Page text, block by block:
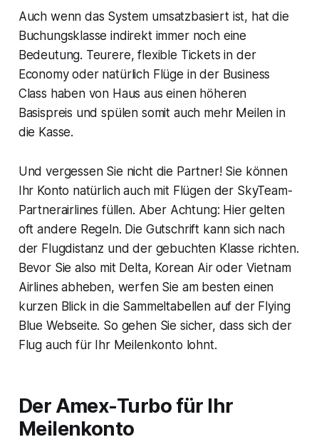
Auch wenn das System umsatzbasiert ist, hat die
Buchungsklasse indirekt immer noch eine
Bedeutung. Teurere, flexible Tickets in der
Economy oder natürlich Flüge in der Business
Class haben von Haus aus einen höheren
Basispreis und spülen somit auch mehr Meilen in
die Kasse.
Und vergessen Sie nicht die Partner! Sie können
Ihr Konto natürlich auch mit Flügen der SkyTeam-
Partnerairlines füllen. Aber Achtung: Hier gelten
oft andere Regeln. Die Gutschrift kann sich nach
der Flugdistanz und der gebuchten Klasse richten.
Bevor Sie also mit Delta, Korean Air oder Vietnam
Airlines abheben, werfen Sie am besten einen
kurzen Blick in die Sammeltabellen auf der Flying
Blue Webseite. So gehen Sie sicher, dass sich der
Flug auch für Ihr Meilenkonto lohnt.
Der Amex-Turbo für Ihr
Meilenkonto